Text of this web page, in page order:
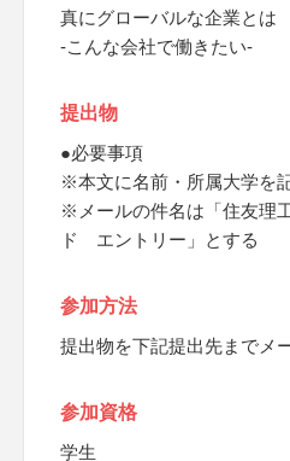
真にグローバルな企業とは
-こんな会社で働きたい-
提出物
●必要事項
※本文に名前・所属大学を
※メールの件名は「住友理
ド エントリー」とする
参加方法
提出物を下記提出先までメ
参加資格
学生